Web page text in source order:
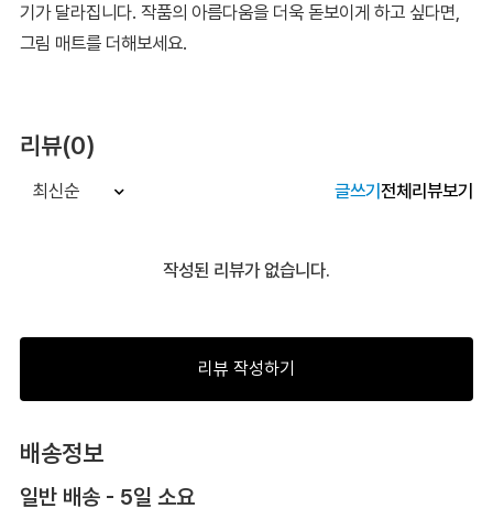
기가 달라집니다. 작품의 아름다움을 더욱 돋보이게 하고 싶다면,
그림 매트를 더해보세요.
리뷰(0)
최신순 글쓰기전체리뷰보기
작성된 리뷰가 없습니다.
리뷰 작성하기
배송정보
일반 배송 - 5일 소요